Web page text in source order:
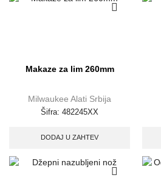
Makaze za lim 260mm
Milwaukee Alati Srbija
Šifra: 482245XX
DODAJ U ZAHTEV